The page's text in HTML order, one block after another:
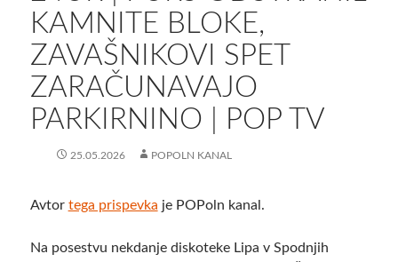
KAMNITE BLOKE,
ZAVAŠNIKOVI SPET
ZARAČUNAVAJO
PARKIRNINO | POP TV
25.05.2026 POPOLN KANAL
Avtor tega prispevka je POPoln kanal.
Na posestvu nekdanje diskoteke Lipa v Spodnjih